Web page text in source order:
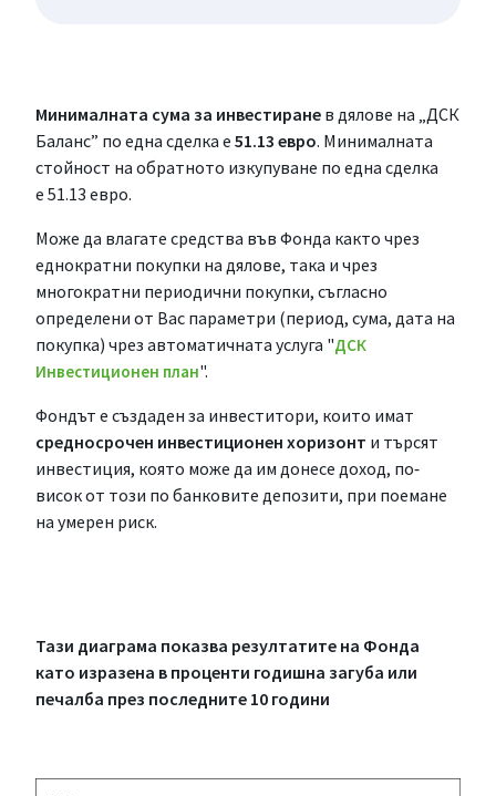
Минималната сума за инвестиране в дялове на „ДСК
Баланс” по една сделка е51.13 евро. Минималната
стойност на обратното изкупуване по една сделка
е 51.13 евро.
Може да влагате средства във Фонда както чрез
еднократни покупки на дялове, така и чрез
многократни периодични покупки, съгласно
определени от Вас параметри (период, сума, дата на
покупка) чрез автоматичната услуга "ДСК
Инвестиционен план".
Фондът е създаден за инвеститори, които имат
средносрочен инвестиционен хоризонт и търсят
инвестиция, която може да им донесе доход, по‐
висок от този по банковите депозити, при поемане
на умерен риск.
Тази диаграма показва резултатите на Фонда
като изразена в проценти годишна загуба или
печалба през последните 10 години